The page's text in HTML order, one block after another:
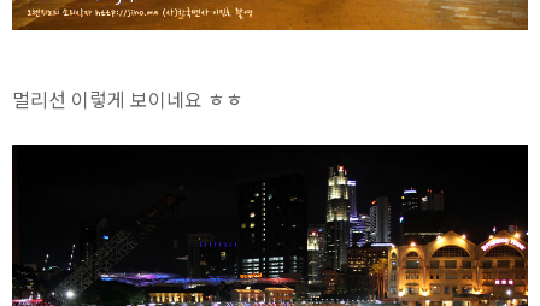
멀리선 이렇게 보이네요 ㅎㅎ